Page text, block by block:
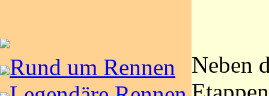
Rund um Rennen
Neben